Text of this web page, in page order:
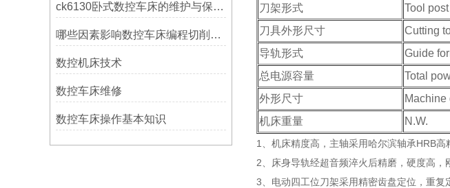
ck6130卧式数控车床的维护与保养策略
哪些因素影响数控车床编程切削量？
数控机床技术
数控车床维修
数控车床操作基本知识
刀架形式
Tool
刀具外形尺寸
Cutting
导轨形式
Guide
总电源容量
Total
外形尺寸
Machine
机床重量
N.W.
1、机床精度高，主轴采用哈尔滨轴承HRB
2、床身导轨经超音频淬火后精磨，硬度高，
3、电动四工位刀架采用精密齿盘定位，重复